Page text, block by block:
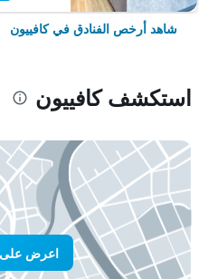
شاهد أرخص الفنادق في كافييون
استكشف كافييون
اعرض على